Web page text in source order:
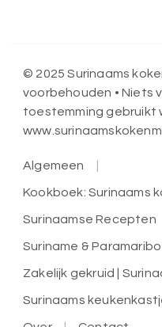
© 2025 Surinaams
voorbehouden • Niets
toestemming gebruikt
Algemeen
Kookboek: Surinaams
Surinaamse Recepten
Suriname & Paramaribo
Zakelijk gekruid |
Surinaams